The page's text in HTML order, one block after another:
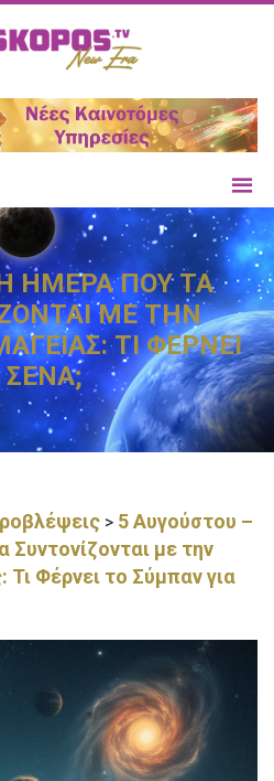
ΗΜΕΡΑ ΠΟΥ ΤΑ
ΜΕ ΤΗΝ
ΤΙ ΦΕΡΝΕΙ
ΣΕΝΑ;
> 5 Αυγούστου –
με την
Τι Φέρνει το Σύμπαν για